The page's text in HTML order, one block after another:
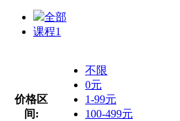
全部
课程1
价格区
间:
不限
0元
1-99元
100-499元